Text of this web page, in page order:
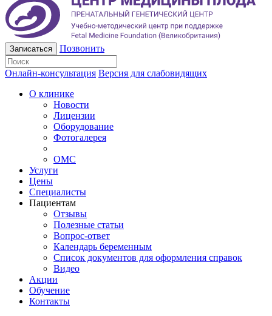
Записаться Позвонить
Онлайн-консультация Версия для слабовидящих
О клинике
Новости
Лицензии
Оборудование
Фотогалерея
ОМС
Услуги
Цены
Специалисты
Пациентам
Отзывы
Полезные статьи
Вопрос-ответ
Календарь беременным
Список документов для оформления справок
Видео
Акции
Обучение
Контакты